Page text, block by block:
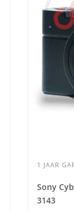
1 JAAR
Sony
3143